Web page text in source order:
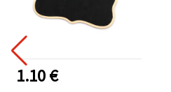
1.10 €